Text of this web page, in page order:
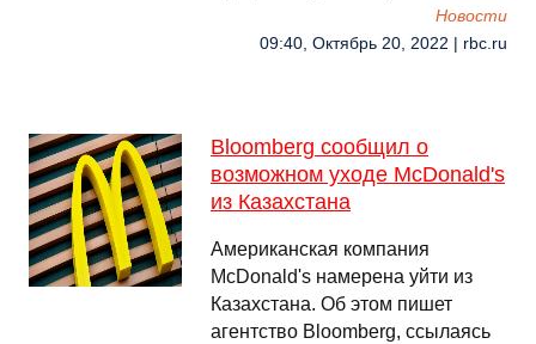
Новости
09:40, Октябрь 20, 2022 | rbc.ru
Bloomberg сообщил о
возможном уходе McDonald's
из Казахстана
Американская компания
McDonald's намерена уйти из
Казахстана. Об этом пишет
агентство Bloomberg, ссылаясь